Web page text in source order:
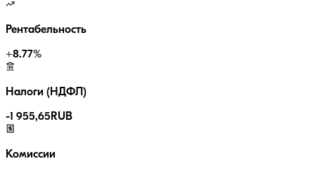
Рентабельность
+8.77%
Налоги (НДФЛ)
-1 955,65 RUB
Комиссии